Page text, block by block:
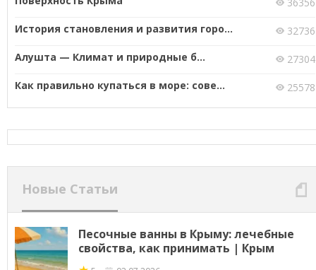
История становления и развития горо...
32736
Алушта — Климат и природные б...
27304
Как правильно купаться в море: сове...
25578
Новые Статьи
Песочные ванны в Крыму: лечебные
свойства, как принимать | Крым